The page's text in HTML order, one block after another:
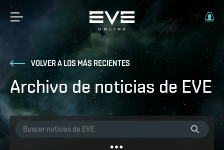
VOLVER A LOS MÁS RECIENTES
Archivo de noticias de EVE